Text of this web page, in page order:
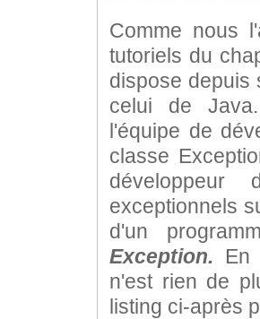
Comme nous
tutoriels du
dispose depuis
celui de
l'équipe de
classe
exceptionnels
d'un
Exception. En
n'est rien de
listing ci-après